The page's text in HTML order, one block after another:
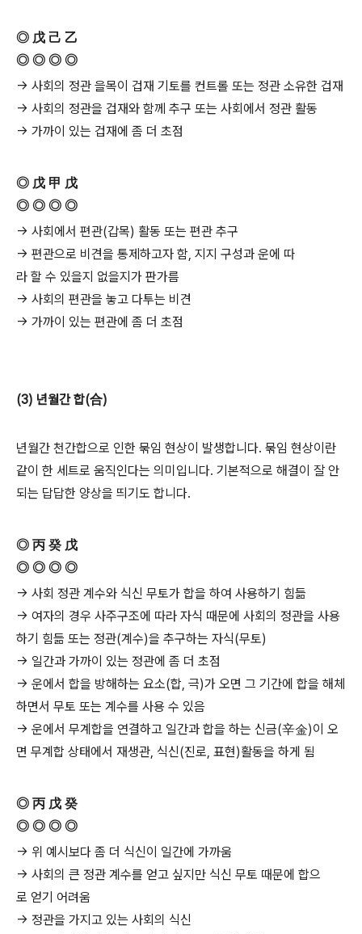
◎ 戊 己 乙
◎ ◎ ◎ ◎
→ 사회의 정관 을목이 겁재 기토를 컨트롤 또는 정관 소유한 겁재
→ 사회의 정관을 겁재와 함께 추구 또는 사회에서 정관 활동
→ 가까이 있는 겁재에 좀 더 초점
◎ 戊 甲 戊
◎ ◎ ◎ ◎
→ 사회에서 편관(갑목) 활동 또는 편관 추구
→ 편관으로 비견을 통제하고자 함, 지지 구성과 운에 따
라 할 수 있을지 없을지가 판가름
→ 사회의 편관을 놓고 다투는 비견
→ 가까이 있는 편관에 좀 더 초점
(3) 년월간 합(合)
년월간 천간합으로 인한 묶임 현상이 발생합니다. 묶임 현상이란
같이 한 세트로 움직인다는 의미입니다. 기본적으로 해결이 잘 안
되는 답답한 양상을 띄기도 합니다.
◎ 丙 癸 戊
◎ ◎ ◎ ◎
→ 사회 정관 계수와 식신 무토가 합을 하여 사용하기 힘듦
→ 여자의 경우 사주구조에 따라 자식 때문에 사회의 정관을 사용
하기 힘듦 또는 정관(계수)을 추구하는 자식(무토)
→ 일간과 가까이 있는 정관에 좀 더 초점
→ 운에서 합을 방해하는 요소(합, 극)가 오면 그 기간에 합을 해체
하면서 무토 또는 계수를 사용 수 있음
→ 운에서 무계합을 연결하고 일간과 합을 하는 신금(辛金)이 오
면 무계합 상태에서 재생관, 식신(진로, 표현)활동을 하게 됨
◎ 丙 戊 癸
◎ ◎ ◎ ◎
→ 위 예시보다 좀 더 식신이 일간에 가까움
→ 사회의 큰 정관 계수를 얻고 싶지만 식신 무토 때문에 합으
로 얻기 어려움
→ 정관을 가지고 있는 사회의 식신